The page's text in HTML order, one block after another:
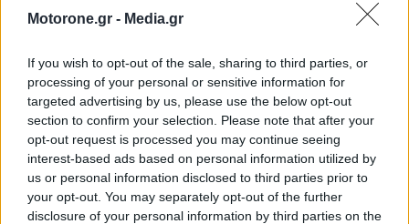
Motorone.gr - Media.gr
If you wish to opt-out of the sale, sharing to third parties, or
processing of your personal or sensitive information for
targeted advertising by us, please use the below opt-out
section to confirm your selection. Please note that after your
opt-out request is processed you may continue seeing
interest-based ads based on personal information utilized by
us or personal information disclosed to third parties prior to
your opt-out. You may separately opt-out of the further
disclosure of your personal information by third parties on the
MOTOR GREEN
MOTOR GREEN